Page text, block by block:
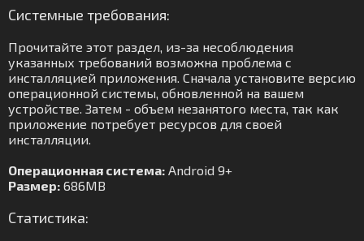
Системные требования:
Прочитайте этот раздел, из-за несоблюдения
указанных требований возможна проблема с
инсталляцией приложения. Сначала установите версию
операционной системы, обновленной на вашем
устройстве. Затем - объем незанятого места, так как
приложение потребует ресурсов для своей
инсталляции.
Операционная система: Android 9+
Размер: 686MB
Статистика: